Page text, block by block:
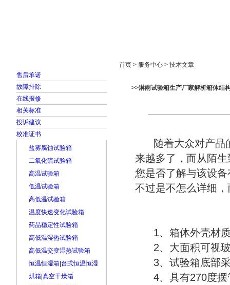
售后承诺
故障排除
在线报修
相关标准
投诉建议
校准证书
盐雾腐蚀试验箱
二氧化硫试验箱
高温试验箱
低温试验箱
高低温试验箱
温度快速变化试验箱
药品稳定性试验箱
高低温湿热试验箱
高低温交变湿热试验箱
恒温恒湿箱|台式恒温恒湿
烘箱|真空干燥箱
首页 > 服务中心 > 技术文章
>>淋雨试验箱生产厂家解析箱体结
随着大众对产品
来越多了，而从陌
您是否了解与该设
不过是不怎么详细
1、箱体外壳材
2、大面积可视
3、试验箱底部
4、具有270度